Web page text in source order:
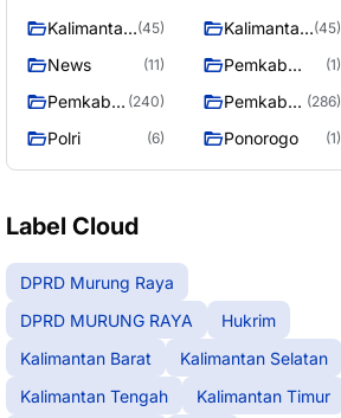
Kalimantan (45)
Kalimantan (45)
News (11)
Pemkab
Barito Utara
(1)
Pemkab
raya
(240)
Pemkab
Raya
(286)
Polri (6) Ponorogo (1)
Label Cloud
DPRD Murung Raya
DPRD MURUNG RAYA
Hukrim
Kalimantan Barat
Kalimantan Selatan
Kalimantan Tengah
Kalimantan Timur